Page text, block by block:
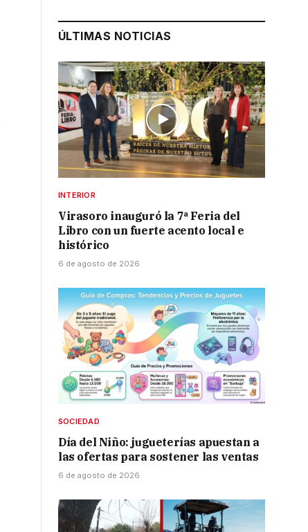
ÚLTIMAS NOTICIAS
INTERIOR
Virasoro inauguró la 7ª Feria del
Libro con un fuerte acento local e
histórico
6 de agosto de 2026
SOCIEDAD
Día del Niño: jugueterías apuestan a
las ofertas para sostener las ventas
6 de agosto de 2026